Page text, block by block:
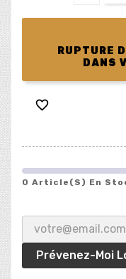
RUPTURE
DANS

0 Article(s) En
Prévenez-Moi